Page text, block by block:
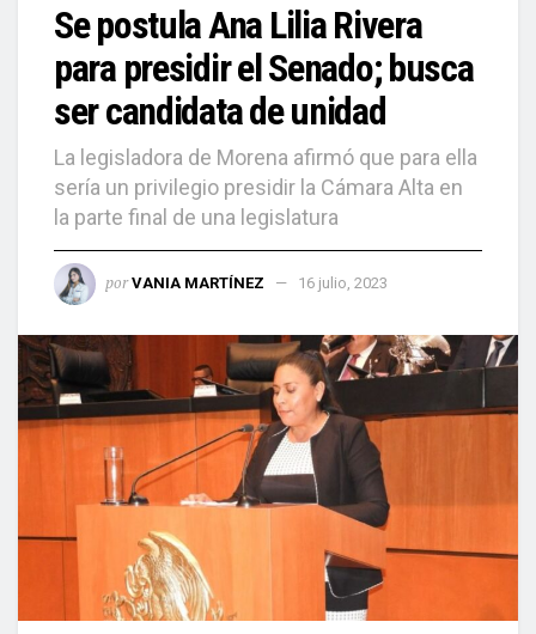
Se postula Ana Lilia Rivera
para presidir el Senado; busca
ser candidata de unidad
La legisladora de Morena afirmó que para ella
sería un privilegio presidir la Cámara Alta en
la parte final de una legislatura
por VANIA MARTÍNEZ 16 julio, 2023